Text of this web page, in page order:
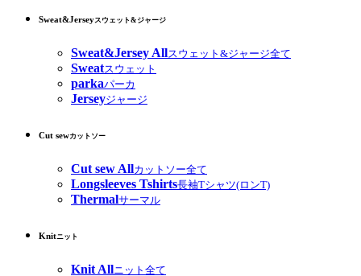
Sweat&Jerseyスウェット&ジャージ
Sweat&Jersey Allスウェット&ジャージ全て
Sweatスウェット
parkaパーカ
Jerseyジャージ
Cut sewカットソー
Cut sew Allカットソー全て
Longsleeves Tshirts長袖Tシャツ(ロンT)
Thermalサーマル
Knitニット
Knit Allニット全て